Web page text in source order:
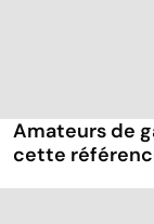
Amateurs de
cette